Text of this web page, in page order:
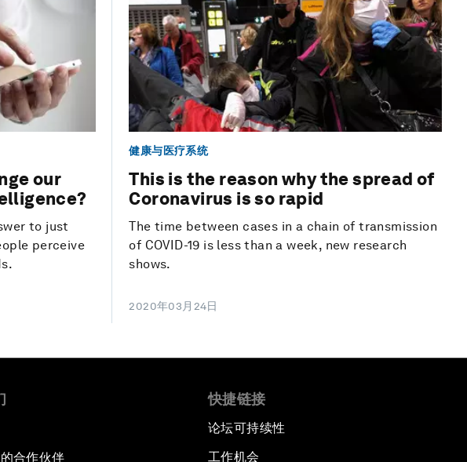
our
to just
perceive
健康与医疗系统
This is the reason why the spread of
Coronavirus is so rapid
The time between cases in a chain of transmission
of COVID-19 is less than a week, new research
shows.
2020年03月24日
合作伙伴
快捷链接
论坛可持续性
工作机会